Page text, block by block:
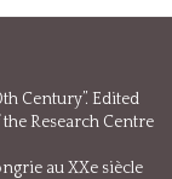
Century”. Edited
Research Centre
au XXe siècle